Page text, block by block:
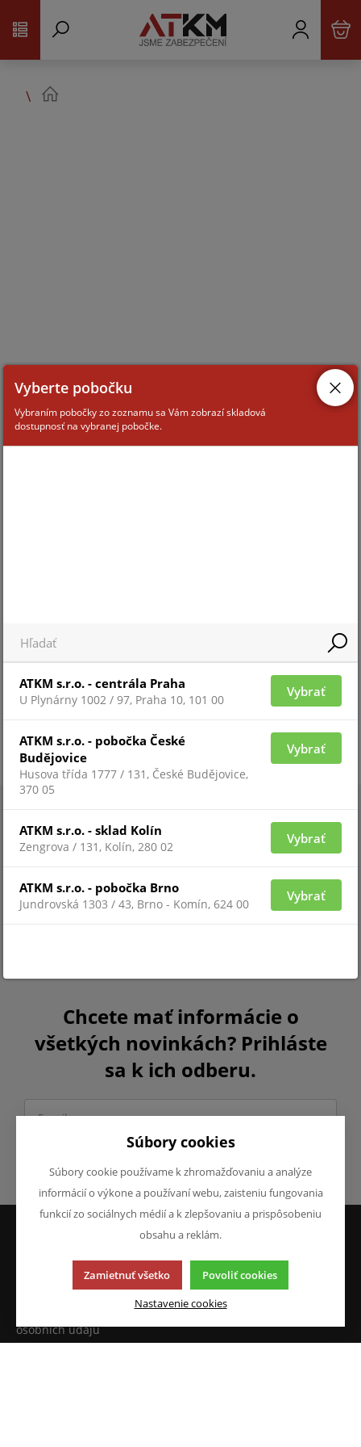
Chcete mať informácie o
všetkých novinkách? Prihláste
sa k ich odberu.
Odoslať
VŠETKO O NÁKUPE
Obchodné podmienky
osobních údajů
O SPOLOČNOSTI
O nás
Kontakty
Súbory cookies
Súbory cookie používame k zhromažďovaniu a analýze
informácií o výkone a používaní webu, zaisteniu fungovania
funkcií zo sociálnych médií a k zlepšovaniu a prispôsobeniu
obsahu a reklám.
Zamietnuť všetko Povoliť cookies
Nastavenie cookies
Vyberte pobočku
Vybraním pobočky zo zoznamu sa Vám zobrazí skladová
dostupnosť na vybranej pobočke.
ATKM s.r.o. - centrála Praha
U Plynárny 1002 / 97, Praha 10, 101 00
Vybrať
ATKM s.r.o. - pobočka České
Budějovice
Husova třída 1777 / 131, České Budějovice,
370 05
Vybrať
ATKM s.r.o. - sklad Kolín
Zengrova / 131, Kolín, 280 02
Vybrať
ATKM s.r.o. - pobočka Brno
Jundrovská 1303 / 43, Brno - Komín, 624 00
Vybrať